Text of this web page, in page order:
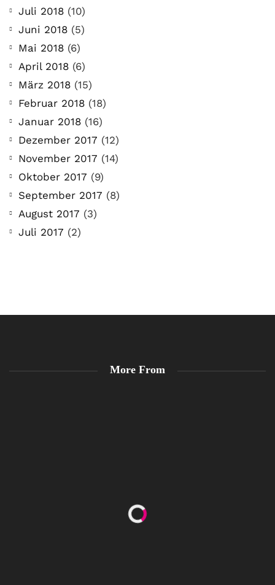
Juli 2018 (10)
Juni 2018 (5)
Mai 2018 (6)
April 2018 (6)
März 2018 (15)
Februar 2018 (18)
Januar 2018 (16)
Dezember 2017 (12)
November 2017 (14)
Oktober 2017 (9)
September 2017 (8)
August 2017 (3)
Juli 2017 (2)
More From